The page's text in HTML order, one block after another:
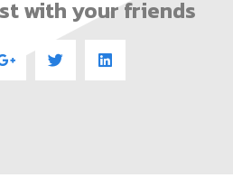
with your friends